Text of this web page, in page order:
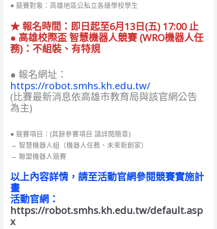
● 競賽對象：高雄地區公私立各級學校學生
★ 報名時間：即日起至6月13日(五) 17:00 止
● 高雄校際盃 智慧機器人競賽 (WRO機器人任
務)：不組裝、有特規
● 報名網址：
https://robot.smhs.kh.edu.tw/
(比賽最新消息依高雄市教育局與該官網公告
為主)
● 競賽項目：(其餘參賽項目 請詳閱簡章)
→ 智慧機器人組（機器人任務、未來新創家）
→ 聯盟機器人競賽
以上內容詳情，請至活動官網參閱競賽實施計
畫
活動官網：
https://robot.smhs.kh.edu.tw/default.asp
x